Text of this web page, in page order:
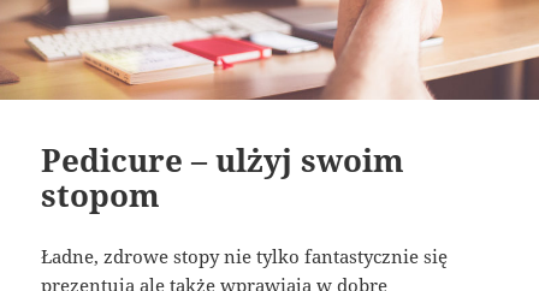
Pedicure – ulżyj swoim
stopom
Ładne, zdrowe stopy nie tylko fantastycznie się
prezentują ale także wprawiają w dobre